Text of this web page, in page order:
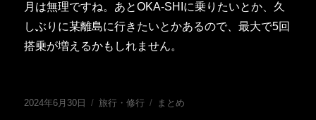
月は無理ですね。あとOKA-SHIに乗りたいとか、久
しぶりに某離島に行きたいとかあるので、最大で5回
搭乗が増えるかもしれません。
投
2024年6月30日
カ
旅行・修行
タ
まとめ